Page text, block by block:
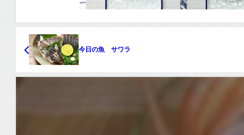
今日の魚 サワラ